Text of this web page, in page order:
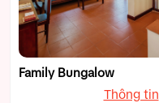
Family Bungalow
Thông tin